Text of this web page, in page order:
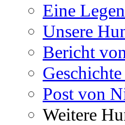
Eine
Unsere
Bericht
Post von
Weitere